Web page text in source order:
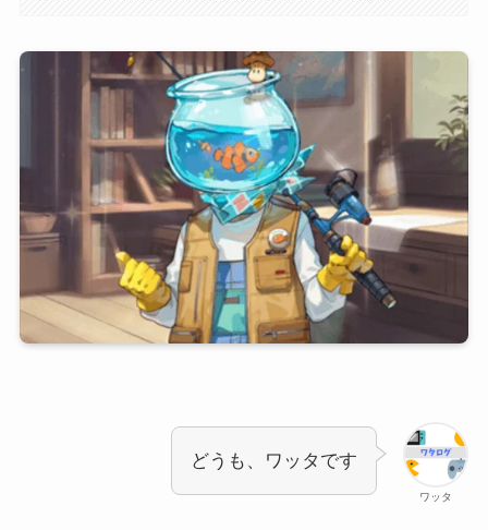
ワッタ
どうも、ワッタです